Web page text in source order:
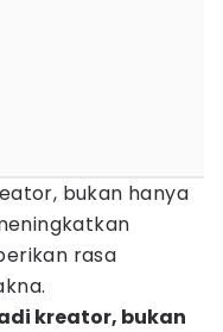
bukan hanya
rasa
kreator, bukan